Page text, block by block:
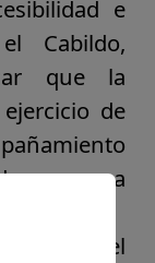
e
Cabildo,
que la
de
cercana a
Social del